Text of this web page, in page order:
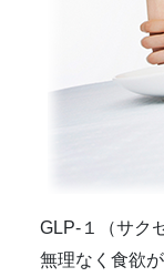
GLP-１（サク
無理なく食欲